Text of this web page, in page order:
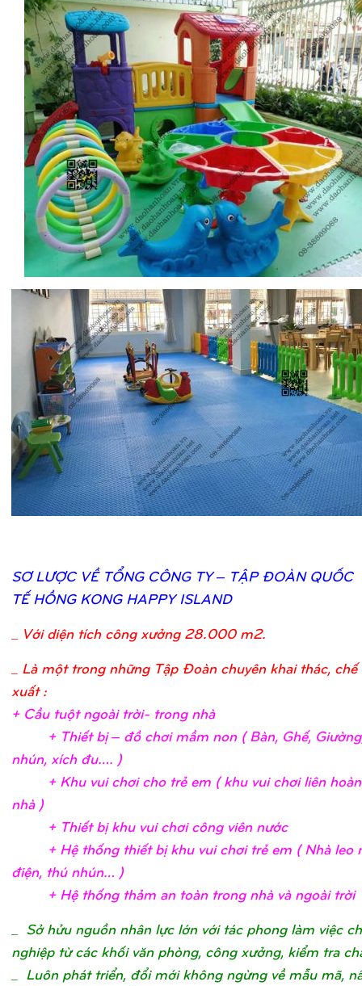
SƠLƯỢC VỀTỔNG CÔNG TY – TẬP ĐOÀN QUỐC
TẾHỒNG KONG HAPPY ISLAND
Với diện tích công xưởng 28.000 m2.
_ Là một trong những Tập Đoàn chuyên khai thác, chế
xuất :
+ Cầu tuột ngoài trời- trong nhà
+ Thiết bị– đồchơi mầm non ( Bàn, Ghế, Giườ
nhún, xích đu…. )
+ Khu vui chơi cho trẻem ( khu vui chơi liên
nhà )
+ Thiết bịkhu vui chơi công viên nước
+ Hệthống thiết bịkhu vui chơi trẻem ( Nhà leo
điện, thú nhún… )
+ Hệthống thảm an toàn trong nhà và ngoài trời
Sở hửu nguồn nhân lực lớn với tác phong làm việc
nghiệp từ các khối văn phòng, công xưởng, kiểm tra
_ Luôn phát triển, đổi mới không ngừng về mẫu mã,